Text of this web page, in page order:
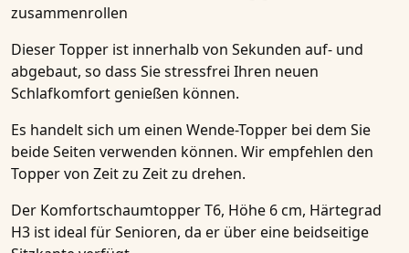
zusammenrollen
Dieser Topper ist innerhalb von Sekunden auf- und
abgebaut, so dass Sie stressfrei Ihren neuen
Schlafkomfort genießen können.
Es handelt sich um einen Wende-Topper bei dem Sie
beide Seiten verwenden können. Wir empfehlen den
Topper von Zeit zu Zeit zu drehen.
Der Komfortschaumtopper T6, Höhe 6 cm, Härtegrad
H3 ist ideal für Senioren, da er über eine beidseitige